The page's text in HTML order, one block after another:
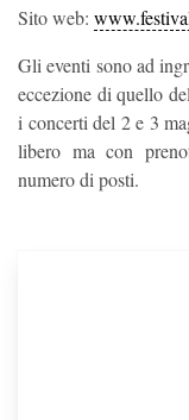
Sito web:
Gli eventi sono ad
eccezione di quello
i concerti del 2 e 3
libero ma con
numero di posti.